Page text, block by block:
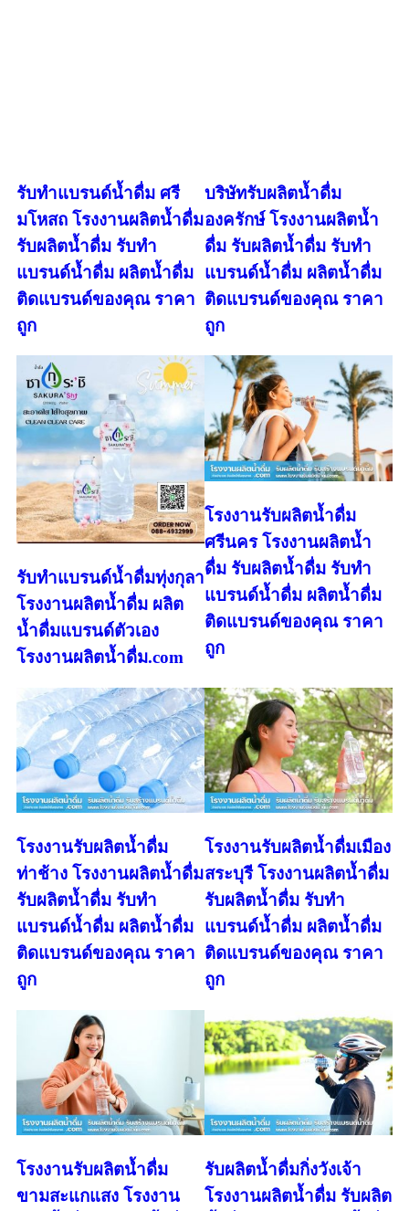
รับทำแบรนด์น้ำดื่ม ศรี
มโหสถ โรงงานผลิตน้ำดื่ม
รับผลิตน้ำดื่ม รับทำ
แบรนด์น้ำดื่ม ผลิตน้ำดื่ม
ติดแบรนด์ของคุณ ราคา
ถูก
บริษัทรับผลิตน้ำดื่ม
องครักษ์ โรงงานผลิตน้ำ
ดื่ม รับผลิตน้ำดื่ม รับทำ
แบรนด์น้ำดื่ม ผลิตน้ำดื่ม
ติดแบรนด์ของคุณ ราคา
ถูก
รับทำแบรนด์น้ำดื่มทุ่งกุลา
โรงงานผลิตน้ำดื่ม ผลิต
น้ำดื่มแบรนด์ตัวเอง
โรงงานผลิตน้ำดื่ม.com
โรงงานรับผลิตน้ำดื่ม
ศรีนคร โรงงานผลิตน้ำ
ดื่ม รับผลิตน้ำดื่ม รับทำ
แบรนด์น้ำดื่ม ผลิตน้ำดื่ม
ติดแบรนด์ของคุณ ราคา
ถูก
โรงงานรับผลิตน้ำดื่ม
ท่าช้าง โรงงานผลิตน้ำดื่ม
รับผลิตน้ำดื่ม รับทำ
แบรนด์น้ำดื่ม ผลิตน้ำดื่ม
ติดแบรนด์ของคุณ ราคา
ถูก
โรงงานรับผลิตน้ำดื่มเมือง
สระบุรี โรงงานผลิตน้ำดื่ม
รับผลิตน้ำดื่ม รับทำ
แบรนด์น้ำดื่ม ผลิตน้ำดื่ม
ติดแบรนด์ของคุณ ราคา
ถูก
โรงงานรับผลิตน้ำดื่ม
ขามสะแกแสง โรงงาน
รับผลิตน้ำดื่มกิ่งวังเจ้า
โรงงานผลิตน้ำดื่ม รับผลิต